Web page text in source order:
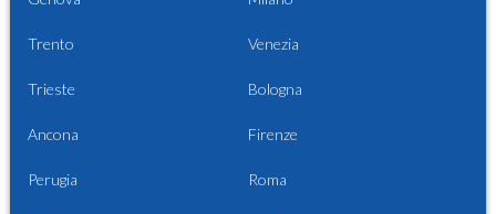
Trento Venezia
Trieste Bologna
Ancona Firenze
Perugia Roma